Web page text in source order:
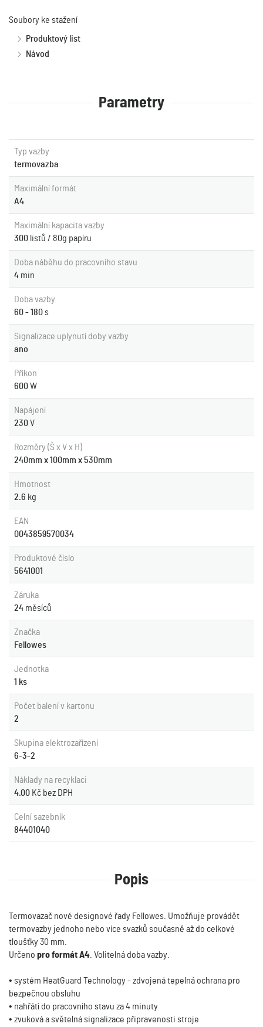
Soubory ke stažení
Produktový list
Návod
Parametry
Typ vazby
termovazba
Maximální formát
A4
Maximální kapacita vazby
300 listů / 80g papíru
Doba náběhu do pracovního stavu
4 min
Doba vazby
60 - 180s
Signalizace uplynutí doby vazby
ano
Příkon
600W
Napájení
230V
Rozměry (Š x V x H)
240mm x 100mm x 530mm
Hmotnost
2.6 kg
EAN
0043859570034
Produktové číslo
5641001
Záruka
24 měsíců
Značka
Fellowes
Jednotka
1 ks
Počet balení v kartonu
2
Skupina elektrozařízení
6-3-2
Náklady na recyklaci
4.00 Kč bez DPH
Celní sazebník
84401040
Popis
Termovazač nové designové řady Fellowes. Umožňuje provádět
termovazby jednoho nebo více svazků současně až do celkové
tloušťky 30 mm.
Určeno pro formát A4 . Volitelná doba vazby.
• systém HeatGuard Technology - zdvojená tepelná ochrana pro
bezpečnou obsluhu
• nahřátí do pracovního stavu za 4 minuty
• zvuková a světelná signalizace připravenosti stroje